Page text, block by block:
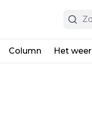
Column Het weer